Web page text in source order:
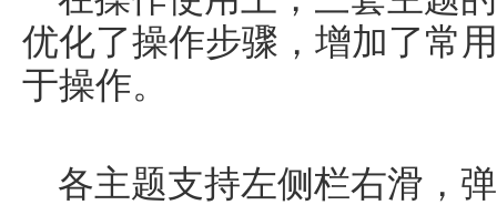
优化了操作步骤，增加了常
于操作。
各主题支持左侧栏右滑，